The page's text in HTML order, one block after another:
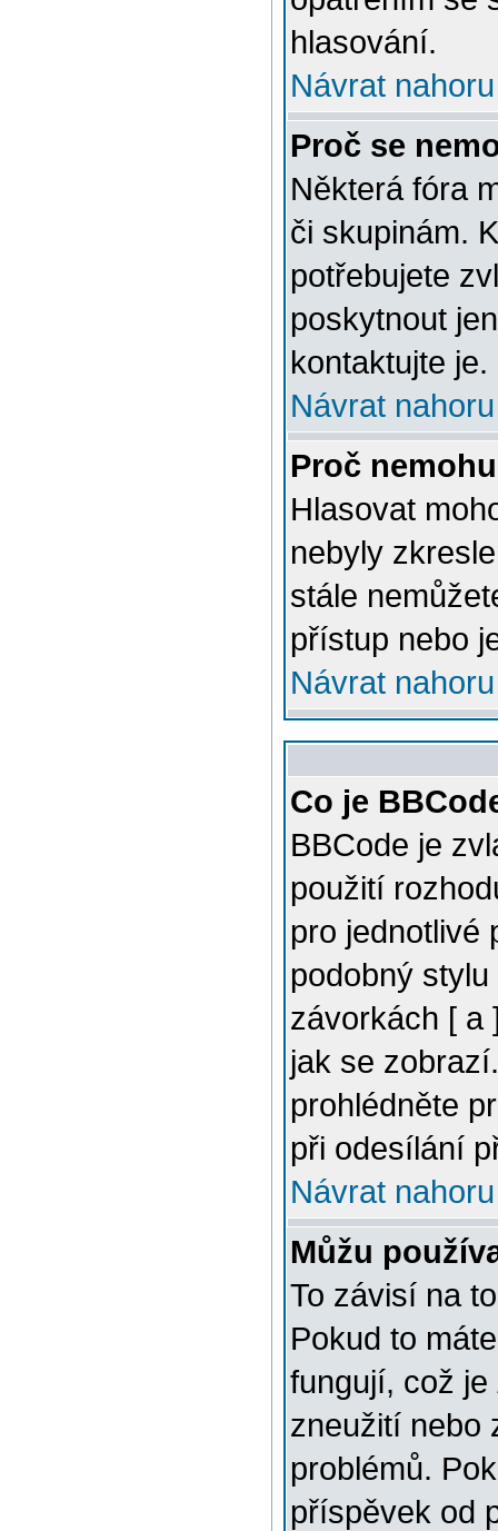
hlasování.
Návrat nahoru
Proč se
Některá fóra
či skupinám.
potřebujete
poskytnout
kontaktujte je.
Návrat nahoru
Proč
Hlasovat
nebyly
stále
přístup nebo
Návrat nahoru
Co je
BBCode je
použití
pro jednotlivé
podobný
závorkách [ a
jak se
prohlédněte
při odesílání
Návrat nahoru
Můžu
To závisí na
Pokud to
fungují, což je
zneužití nebo
problémů.
příspěvek od